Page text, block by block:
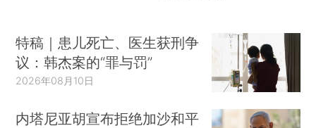
特稿｜患儿死亡、医生获刑争
议：韩杰案的“罪与罚”
2026年08月10日
内塔尼亚胡宣布拒绝加沙和平